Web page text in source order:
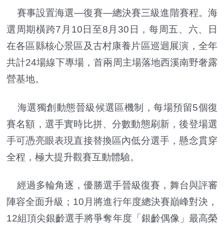
賽事設置海選—復賽—總決賽三級進階賽程。海
選周期橫跨7月10日至8月30日，每周五、六、日
在各區縣核心景區及古村康養片區巡迴展演，全年
共計24場線下專場，首兩周主場落地西溪南野奢露
營基地。
海選獨創動態晉級候選區機制，每場預留5個復
賽名額，選手實時比拼、分數動態刷新，後登場選
手可憑亮眼表現直接替換區內低分選手，懸念貫穿
全程，極大提升觀賽互動體驗。
經過多輪角逐，優勝選手晉級復賽，舞台與評審
陣容全面升級；10月將進行年度總決賽巔峰對決，
12組頂尖銀齡選手將爭奪年度「銀齡偶像」最高榮